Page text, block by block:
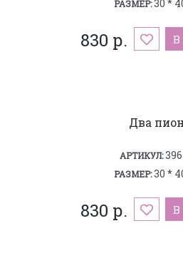
РАЗМЕР:30 *
830 р. В
Два
АРТИКУЛ:
РАЗМЕР:30 *
830 р. В